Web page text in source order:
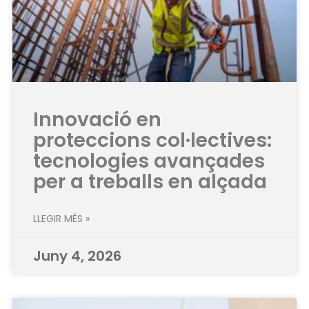
Innovació en
proteccions col·lectives:
tecnologies avançades
per a treballs en alçada
LLEGIR MÉS »
Juny 4, 2026